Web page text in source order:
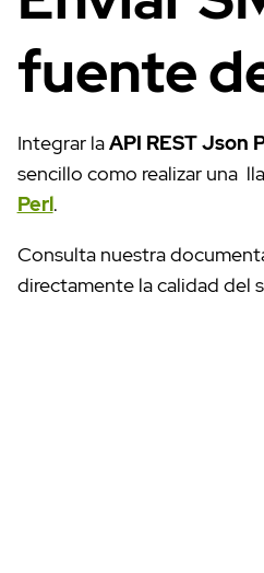
fuente
Integrar laAPI REST Json
sencillo como realizar una
Perl.
Consulta nuestra
directamente la calidad del